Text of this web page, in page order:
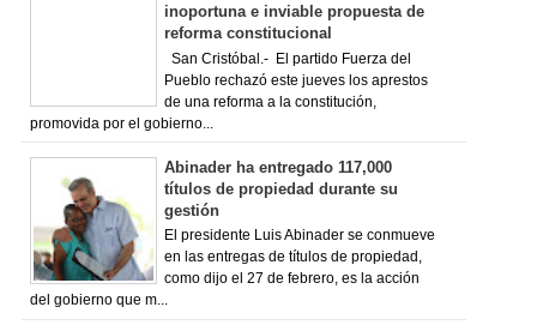
inoportuna e inviable propuesta de
reforma constitucional
San Cristóbal.- El partido Fuerza del
Pueblo rechazó este jueves los aprestos
de una reforma a la constitución,
promovida por el gobierno...
Abinader ha entregado 117,000
títulos de propiedad durante su
gestión
El presidente Luis Abinader se conmueve
en las entregas de títulos de propiedad,
como dijo el 27 de febrero, es la acción
del gobierno que m...